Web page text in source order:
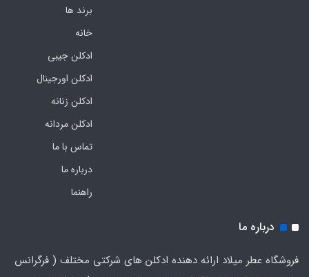
برند ها
خانه
ادکلن جیبی
ادکلن اورجینال
ادکلن زنانه
ادکلن مردانه
تماس با ما
درباره ما
راهنما
درباره ما
فروشگاه عطر میلاد ارائه دهنده ادکلن های شرکتی مختلف ( فرگرانس